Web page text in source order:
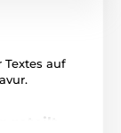
Textes auf